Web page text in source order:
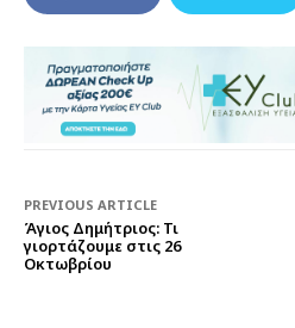
PREVIOUS ARTICLE
Άγιος Δημήτριος: Τι
γιορτάζουμε στις 26
Οκτωβρίου